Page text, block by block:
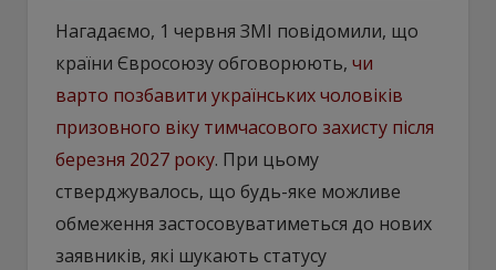
Нагадаємо, 1 червня ЗМІ повідомили, що
країни Євросоюзу обговорюють, чи
варто позбавити українських чоловіків
призовного віку тимчасового захисту після
березня 2027 року. При цьому
стверджувалось, що будь-яке можливе
обмеження застосовуватиметься до нових
заявників, які шукають статусу